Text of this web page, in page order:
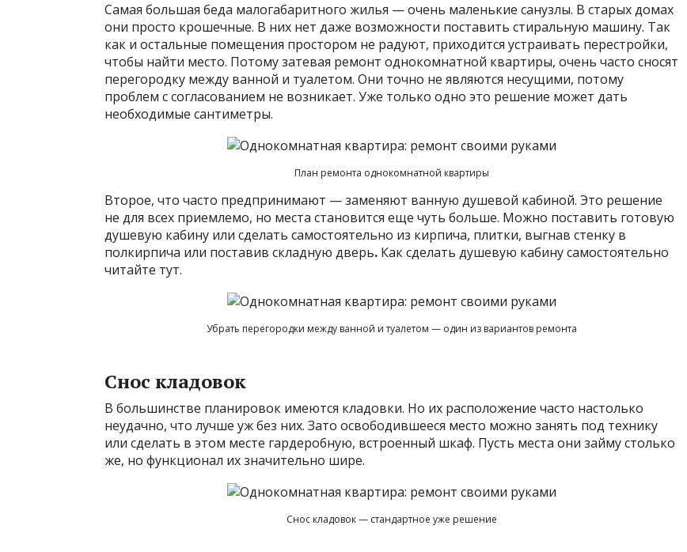
Самая большая беда малогабаритного жилья — очень маленькие санузлы. В старых домах
они просто крошечные. В них нет даже возможности поставить стиральную машину. Так
как и остальные помещения простором не радуют, приходится устраивать перестройки,
чтобы найти место. Потому затевая ремонт однокомнатной квартиры, очень часто сносят
перегородку между ванной и туалетом. Они точно не являются несущими, потому
проблем с согласованием не возникает. Уже только одно это решение может дать
необходимые сантиметры.
План ремонта однокомнатной квартиры
Второе, что часто предпринимают — заменяют ванную душевой кабиной. Это решение
не для всех приемлемо, но места становится еще чуть больше. Можно поставить готовую
душевую кабину или сделать самостоятельно из кирпича, плитки, выгнав стенку в
полкирпича или поставив складную дверь. Как сделать душевую кабину самостоятельно
читайте тут.
Убрать перегородки между ванной и туалетом — один из вариантов ремонта
Снос кладовок
В большинстве планировок имеются кладовки. Но их расположение часто настолько
неудачно, что лучше уж без них. Зато освободившееся место можно занять под технику
или сделать в этом месте гардеробную, встроенный шкаф. Пусть места они займу столько
же, но функционал их значительно шире.
Снос кладовок — стандартное уже решение